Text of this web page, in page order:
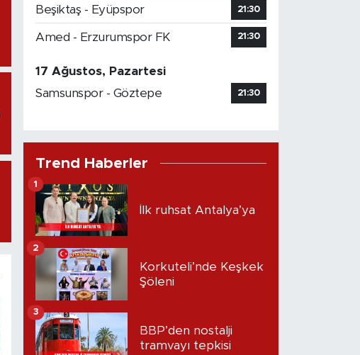
Beşiktaş - Eyüpspor 21:30
Amed - Erzurumspor FK 21:30
17 Ağustos, Pazartesi
Samsunspor - Göztepe
21:30
Trend Haberler
İlk ruhsat Antalya’ya
1
Korkuteli’nde Keşkek
Şöleni
2
BBP’den nostalji
tramvayı tepkisi
3